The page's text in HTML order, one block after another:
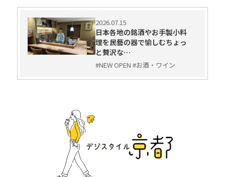
2026.07.15
日本各地の銘酒やお手製小料
理を民藝の器で愉しむちょっ
と贅沢な…
#NEW OPEN #お酒・ワイン